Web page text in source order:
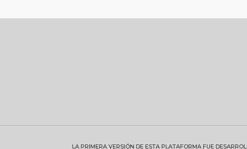
LA PRIMERA VERSIÓN DE ESTA PLATAFORMA FUE